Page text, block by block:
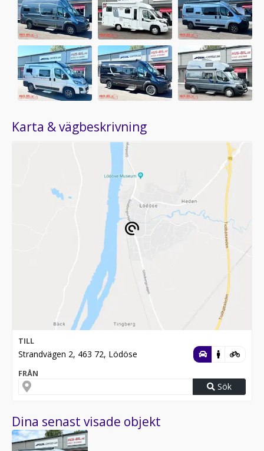
Karta & vägbeskrivning
TILL
Strandvägen 2, 463 72, Lödöse
FRÅN
Sök
Dina senast visade objekt